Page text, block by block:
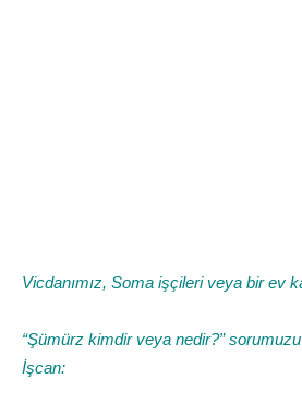
Vicdanımız, Soma işçileri veya bir ev
“Şümürz kimdir veya nedir?”
İşcan: